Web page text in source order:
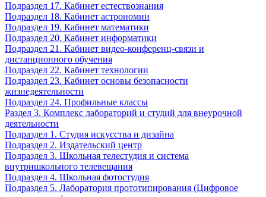
Подраздел 17. Кабинет естествознания
Подраздел 18. Кабинет астрономии
Подраздел 19. Кабинет математики
Подраздел 20. Кабинет информатики
Подраздел 21. Кабинет видео-конференц-связи и
дистанционного обучения
Подраздел 22. Кабинет технологии
Подраздел 23. Кабинет основы безопасности
жизнедеятельности
Подраздел 24. Профильные классы
Раздел 3. Комплекс лабораторий и студий для внеурочной
деятельности
Подраздел 1. Студия искусства и дизайна
Подраздел 2. Издательский центр
Подраздел 3. Школьная телестудия и система
внутришкольного телевещания
Подраздел 4. Школьная фотостудия
Подраздел 5. Лаборатория прототипирования (Цифровое